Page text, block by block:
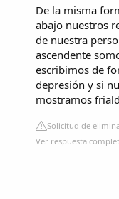
De la misma
abajo nuestros
de nuestra
ascendente
escribimos de
depresión y si
mostramos
Solicitud de
Ver respuesta